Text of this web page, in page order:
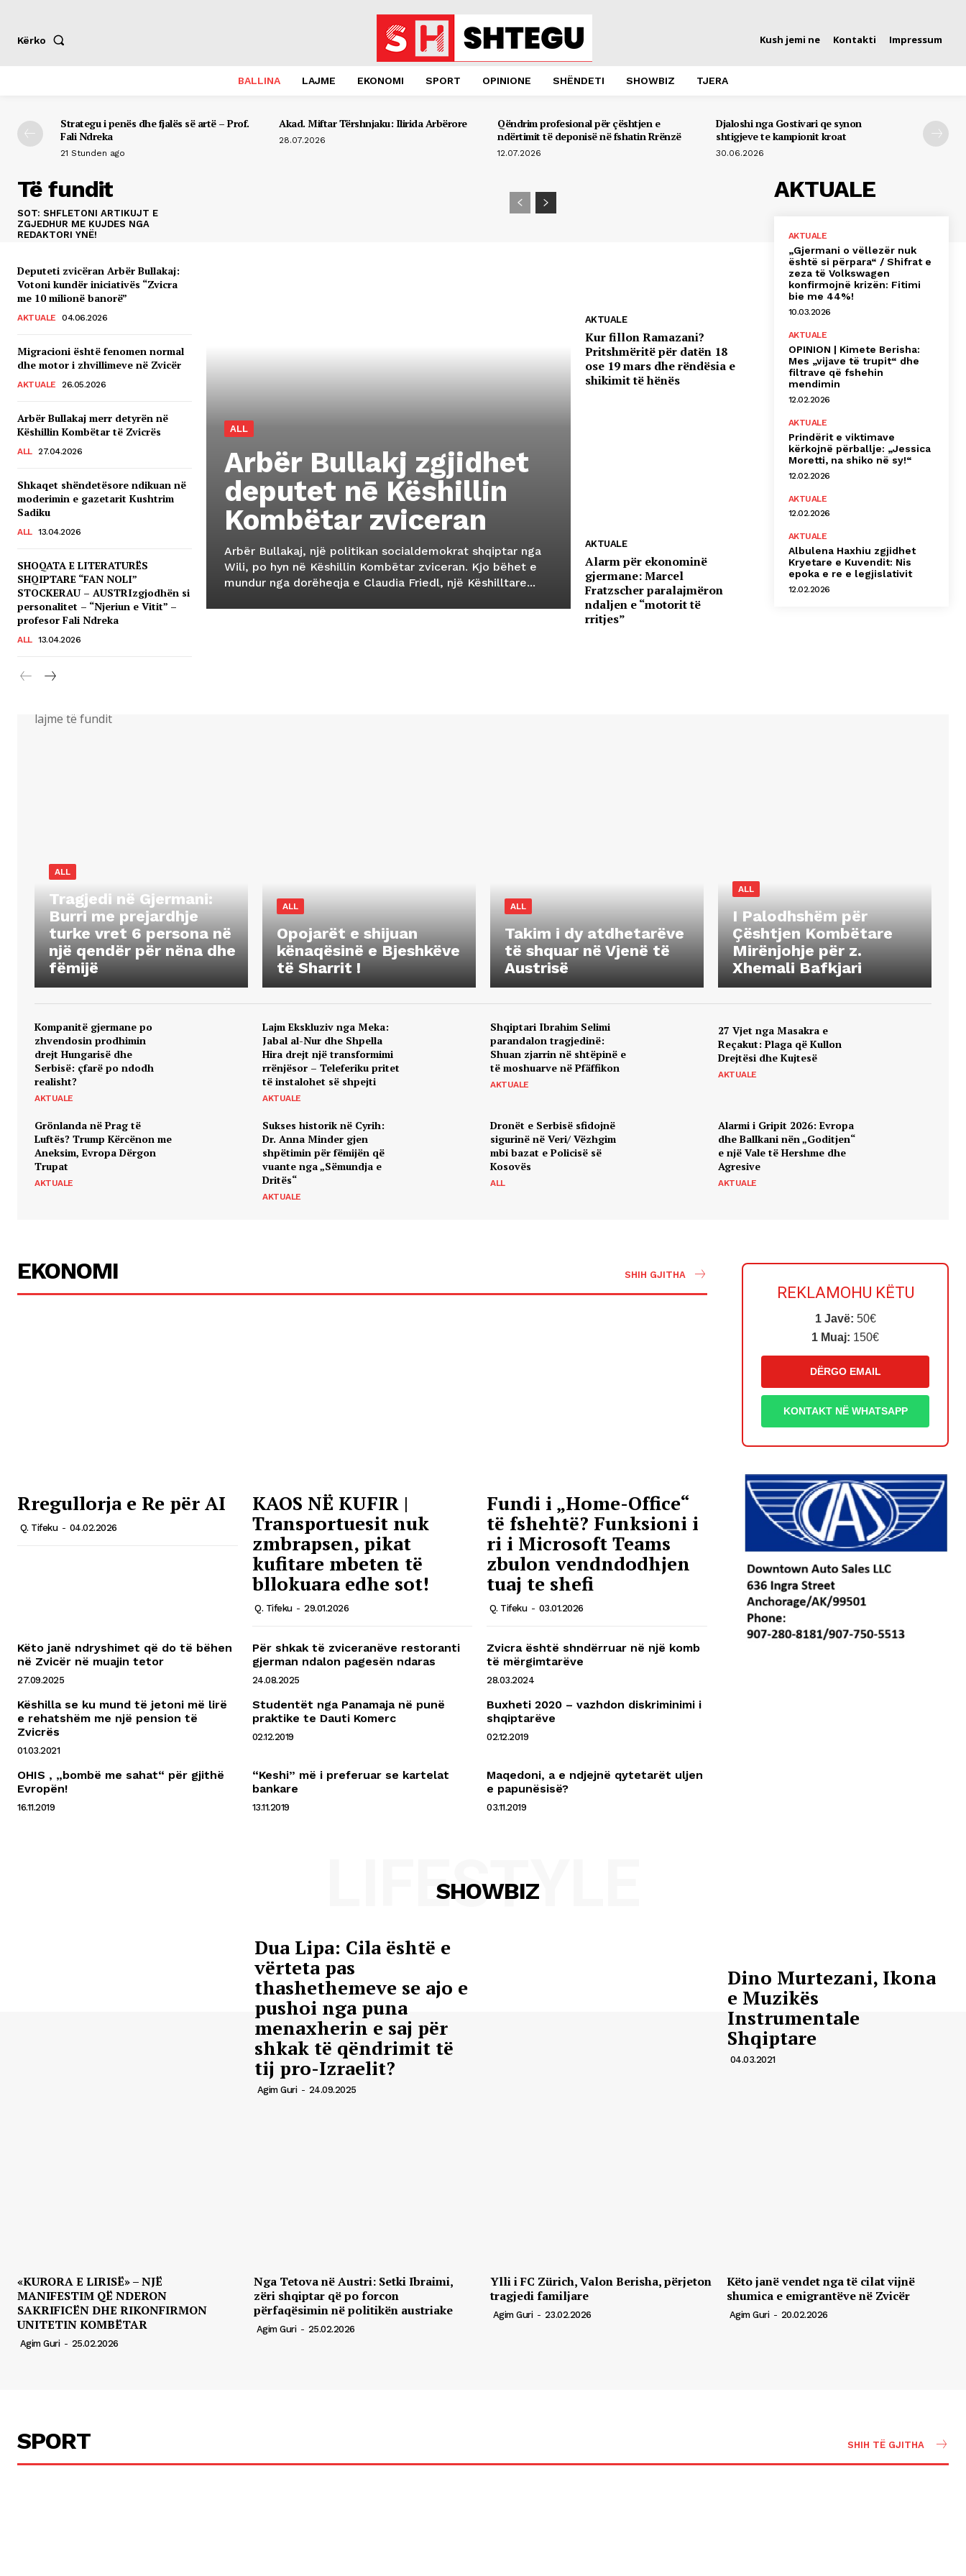
Kërko Kush jemi ne Kontakti Impressum
BALLINA LAJME EKONOMI SPORT OPINIONE SHËNDETI SHOWBIZ TJERA
Strategu i penës dhe fjalës së artë – Prof.
Fali Ndreka
21 Stunden ago
Akad. Miftar Tërshnjaku: Ilirida Arbërore
28.07.2026
Qëndrim profesional për çështjen e
ndërtimit të deponisë në fshatin Rrënzë
12.07.2026
Djaloshi nga Gostivari qe synon
shtigjeve te kampionit kroat
30.06.2026
Të fundit
SOT: SHFLETONI ARTIKUJT E
ZGJEDHUR ME KUJDES NGA
REDAKTORI YNË!
Deputeti zvicëran Arbër Bullakaj:
Votoni kundër iniciativës “Zvicra
me 10 milionë banorë”
AKTUALE 04.06.2026
Migracioni është fenomen normal
dhe motor i zhvillimeve në Zvicër
AKTUALE 26.05.2026
Arbër Bullakaj merr detyrën në
Këshillin Kombëtar të Zvicrës
ALL 27.04.2026
Shkaqet shëndetësore ndikuan në
moderimin e gazetarit Kushtrim
Sadiku
ALL 13.04.2026
SHOQATA E LITERATURËS
SHQIPTARE “FAN NOLI”
STOCKERAU – AUSTRIzgjodhën si
personalitet – “Njeriun e Vitit” –
profesor Fali Ndreka
ALL 13.04.2026
ALL
Arbër Bullakj zgjidhet
deputet nē Këshillin
Kombëtar zviceran
Arbër Bullakaj, një politikan socialdemokrat shqiptar nga
Wili, po hyn në Këshillin Kombëtar zviceran. Kjo bëhet e
mundur nga dorëheqja e Claudia Friedl, një Këshilltare...
AKTUALE
Kur fillon Ramazani?
Pritshmëritë për datën 18
ose 19 mars dhe rëndësia e
shikimit të hënës
AKTUALE
Alarm për ekonominë
gjermane: Marcel
Fratzscher paralajmëron
ndaljen e “motorit të
rritjes”
AKTUALE
AKTUALE
„Gjermani o vëllezër nuk
është si përpara“ / Shifrat e
zeza të Volkswagen
konfirmojnë krizën: Fitimi
bie me 44%!
10.03.2026
AKTUALE
OPINION | Kimete Berisha:
Mes „vijave të trupit“ dhe
filtrave që fshehin
mendimin
12.02.2026
AKTUALE
Prindërit e viktimave
kërkojnë përballje: „Jessica
Moretti, na shiko në sy!“
12.02.2026
AKTUALE
12.02.2026
AKTUALE
Albulena Haxhiu zgjidhet
Kryetare e Kuvendit: Nis
epoka e re e legjislativit
12.02.2026
lajme të fundit
ALL
Tragjedi në Gjermani:
Burri me prejardhje
turke vret 6 persona në
një qendër për nëna dhe
fëmijë
ALL
Opojarët e shijuan
kënaqësinë e Bjeshkëve
të Sharrit !
ALL
Takim i dy atdhetarëve
të shquar në Vjenë të
Austrisë
ALL
I Palodhshëm për
Çështjen Kombëtare
Mirënjohje për z.
Xhemali Bafkjari
Kompanitë gjermane po
zhvendosin prodhimin
drejt Hungarisë dhe
Serbisë: çfarë po ndodh
realisht?
AKTUALE
​Lajm Ekskluziv nga Meka:
Jabal al-Nur dhe Shpella
Hira drejt një transformimi
rrënjësor – Teleferiku pritet
të instalohet së shpejti
AKTUALE
Shqiptari Ibrahim Selimi
parandalon tragjedinë:
Shuan zjarrin në shtëpinë e
të moshuarve në Pfäffikon
AKTUALE
27 Vjet nga Masakra e
Reçakut: Plaga që Kullon
Drejtësi dhe Kujtesë
AKTUALE
Grönlanda në Prag të
Luftës? Trump Kërcënon me
Aneksim, Evropa Dërgon
Trupat
AKTUALE
Sukses historik në Cyrih:
Dr. Anna Minder gjen
shpëtimin për fëmijën që
vuante nga „Sëmundja e
Dritës“
AKTUALE
Dronët e Serbisë sfidojnë
sigurinë në Veri/ Vëzhgim
mbi bazat e Policisë së
Kosovës
ALL
​Alarmi i Gripit 2026: Evropa
dhe Ballkani nën „Goditjen“
e një Vale të Hershme dhe
Agresive
AKTUALE
EKONOMI SHIH GJITHA
Rregullorja e Re për AI
Q. Tifeku - 04.02.2026
KAOS NË KUFIR |
Transportuesit nuk
zmbrapsen, pikat
kufitare mbeten të
bllokuara edhe sot!
Q. Tifeku - 29.01.2026
Fundi i „Home-Office“
të fshehtë? Funksioni i
ri i Microsoft Teams
zbulon vendndodhjen
tuaj te shefi
Q. Tifeku - 03.01.2026
Këto janë ndryshimet që do të bëhen
në Zvicër në muajin tetor
27.09.2025
Për shkak të zviceranëve restoranti
gjerman ndalon pagesën ndaras
24.08.2025
Zvicra është shndërruar në një komb
të mërgimtarëve
28.03.2024
Këshilla se ku mund të jetoni më lirë
e rehatshëm me një pension të
Zvicrës
01.03.2021
Studentët nga Panamaja në punë
praktike te Dauti Komerc
02.12.2019
Buxheti 2020 – vazhdon diskriminimi i
shqiptarëve
02.12.2019
OHIS , „bombë me sahat“ për gjithë
Evropën!
16.11.2019
“Keshi” më i preferuar se kartelat
bankare
13.11.2019
Maqedoni, a e ndjejnë qytetarët uljen
e papunësisë?
03.11.2019
REKLAMOHU KËTU
1 Javë: 50€
1 Muaj: 150€
DËRGO EMAIL
KONTAKT NË WHATSAPP
SHOWBIZ
LIFESTYLE
Dua Lipa: Cila është e
vërteta pas
thashethemeve se ajo e
pushoi nga puna
menaxherin e saj për
shkak të qëndrimit të
tij pro-Izraelit?
Agim Guri - 24.09.2025
Dino Murtezani, Ikona
e Muzikës
Instrumentale
Shqiptare
04.03.2021
«KURORA E LIRISË» – NJË
MANIFESTIM QË NDERON
SAKRIFICËN DHE RIKONFIRMON
UNITETIN KOMBËTAR
Agim Guri - 25.02.2026
Nga Tetova në Austri: Setki Ibraimi,
zëri shqiptar që po forcon
përfaqësimin në politikën austriake
Agim Guri - 25.02.2026
Ylli i FC Zürich, Valon Berisha, përjeton
tragjedi familjare
Agim Guri - 23.02.2026
Këto janë vendet nga të cilat vijnë
shumica e emigrantëve në Zvicër
Agim Guri - 20.02.2026
SPORT SHIH TË GJITHA